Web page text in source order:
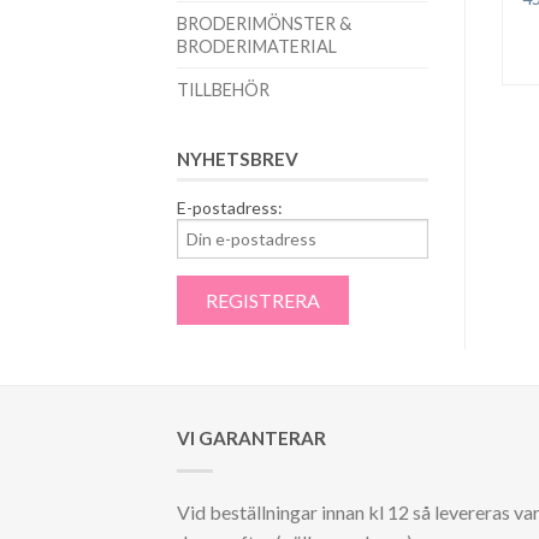
BRODERIMÖNSTER &
BRODERIMATERIAL
TILLBEHÖR
NYHETSBREV
E-postadress:
VI GARANTERAR
Vid beställningar innan kl 12 så levereras